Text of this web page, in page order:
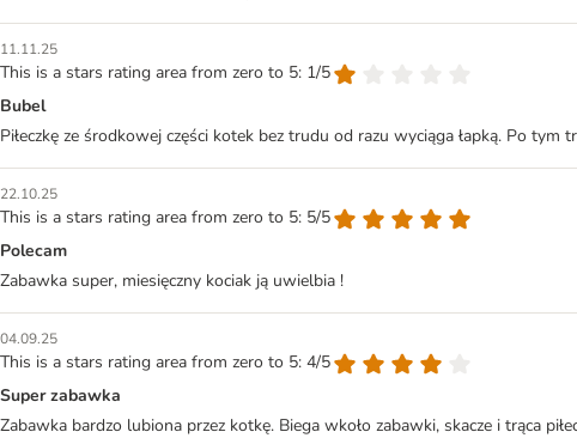
11.11.25
This is a stars rating area from zero to 5: 1/5
Bubel
Piłeczkę ze środkowej części kotek bez trudu od razu wyciąga łapką. Po tym
22.10.25
This is a stars rating area from zero to 5: 5/5
Polecam
Zabawka super, miesięczny kociak ją uwielbia !
04.09.25
This is a stars rating area from zero to 5: 4/5
Super zabawka
Zabawka bardzo lubiona przez kotkę. Biega wkoło zabawki, skacze i trąca